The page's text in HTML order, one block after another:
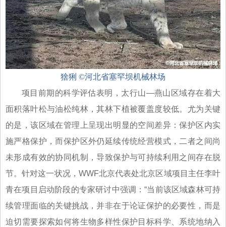
猞猁 ©河北省塞罕坝机械林场
项目前期的科学评估表明，太行山—燕山区域存在着大
面积落叶松与油松纯林，其林下植被覆盖度较低。尤为关键
的是，该区域在管理上呈现出明显的空间差异：保护区内实
施严格保护，而保护区外仍延续传统经营模式，二者之间尚
未形成有效的协同机制，导致保护与可持续利用之间存在脱
节。针对这一状况，WWF北京代表处北京区域项目主任李叶
青在项目启动阶段的专家研讨中强调：“当前该区域森林可持
续管理面临的关键挑战，并非在于论证保护的必要性，而是
迫切需要探索如何将生物多样性保护目标科学、系统地纳入